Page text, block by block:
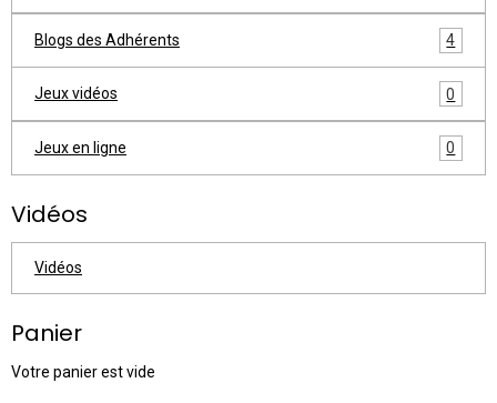
Blogs des Adhérents 4
Jeux vidéos 0
Jeux en ligne 0
Vidéos
Vidéos
Panier
Votre panier est vide